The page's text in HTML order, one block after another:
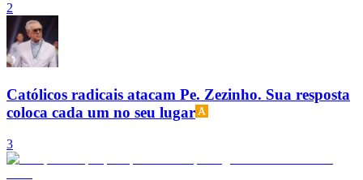
2
Católicos radicais atacam Pe. Zezinho. Sua resposta
coloca cada um no seu lugar
3